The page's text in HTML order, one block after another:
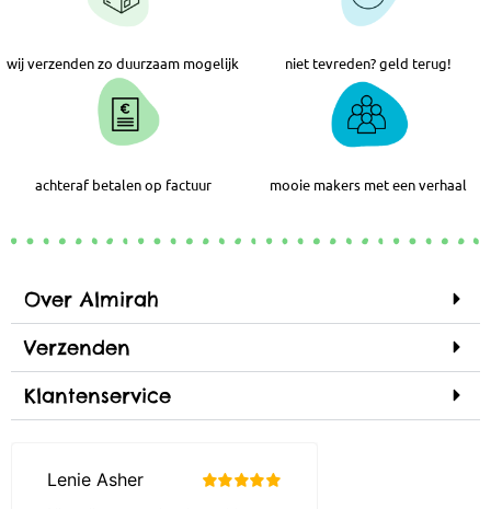
wij verzenden zo duurzaam mogelijk niet tevreden? geld terug!
achteraf betalen op factuur mooie makers met een verhaal
Over Almirah
Verzenden
Klantenservice